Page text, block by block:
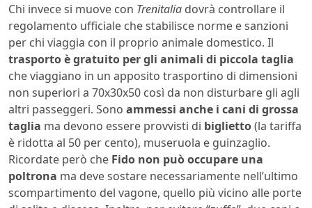
Chi invece si muove con Trenitalia dovrà controllare il
regolamento ufficiale che stabilisce norme e sanzioni
per chi viaggia con il proprio animale domestico. Il
trasporto è gratuito per gli animali di piccola taglia
che viaggiano in un apposito trasportino di dimensioni
non superiori a 70x30x50 così da non disturbare gli agli
altri passeggeri. Sono ammessi anche i cani di grossa
taglia ma devono essere provvisti di biglietto(la tariffa
è ridotta al 50 per cento), museruola e guinzaglio.
Ricordate però che Fido non può occupare una
poltrona ma deve sostare necessariamente nell’ultimo
scompartimento del vagone, quello più vicino alle porte